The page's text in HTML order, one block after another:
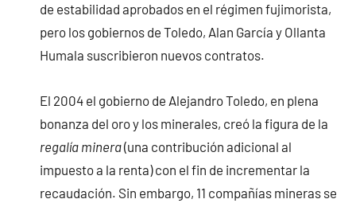
de estabilidad aprobados en el régimen fujimorista,
pero los gobiernos de Toledo, Alan García y Ollanta
Humala suscribieron nuevos contratos.
El 2004 el gobierno de Alejandro Toledo, en plena
bonanza del oro y los minerales, creó la figura de la
regalía minera(una contribución adicional al
impuesto a la renta) con el fin de incrementar la
recaudación. Sin embargo, 11 compañías mineras se